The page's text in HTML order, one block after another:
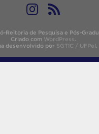
Reitoria de Pesquisa e Pós-
Criado com WordPress.
desenvolvido por SGTIC / UFPel.